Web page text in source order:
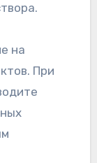
на
При